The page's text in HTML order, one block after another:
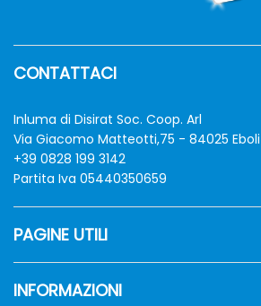
CONTATTACI
Inluma di Disirat Soc. Coop. Arl
Via Giacomo Matteotti,75 - 84025
+39 0828 199 3142
Partita Iva 05440350659
PAGINE UTILI
INFORMAZIONI